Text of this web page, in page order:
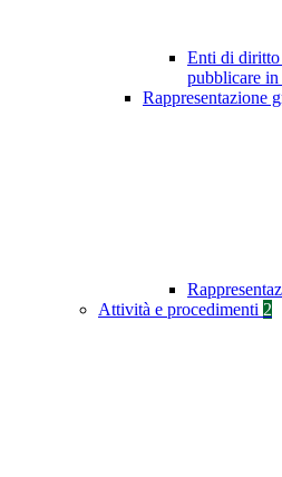
Enti di
pubblicare in
Rappresentazione
Attività e procedimenti 2